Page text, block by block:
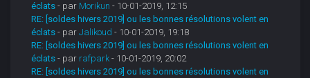
éclats - par Morikun - 10-01-2019, 12:15
RE: [soldes hivers 2019] ou les bonnes résolutions volent en
éclats - parJalikoud - 10-01-2019, 19:18
RE: [soldes hivers 2019] ou les bonnes résolutions volent en
éclats - par rafpark - 10-01-2019, 20:02
RE: [soldes hivers 2019] ou les bonnes résolutions volent en